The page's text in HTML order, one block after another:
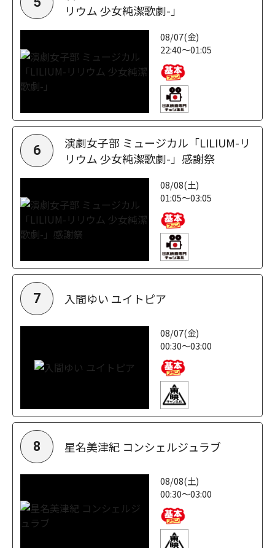
リウム 少女純潔歌劇-」
08/07(金)
22:40～01:05
6
演劇女子部 ミュージカル「LILIUM-リ
リウム 少女純潔歌劇-」感謝祭
08/08(土)
01:05～03:05
7 入間ゆい ユイトピア
08/07(金)
00:30～03:00
8 星名美津紀 コンシェルジュラブ
08/08(土)
00:30～03:00